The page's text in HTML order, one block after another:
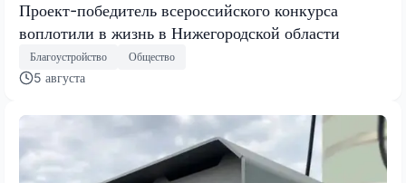
Проект-победитель всероссийского конкурса
воплотили в жизнь в Нижегородской области
Благоустройство Общество
5 августа